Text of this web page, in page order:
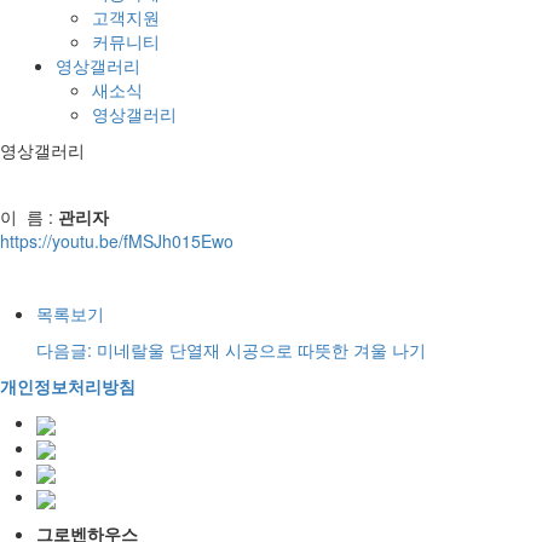
고객지원
커뮤니티
영상갤러리
새소식
영상갤러리
영상갤러리
이 름 : 관리자
https://youtu.be/fMSJh015Ewo
목록보기
다음글: 미네랄울 단열재 시공으로 따뜻한 겨울 나기
개인정보처리방침
그로벤하우스